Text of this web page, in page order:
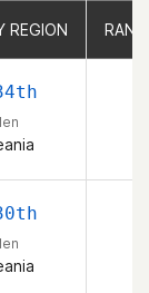
REGION
REGION